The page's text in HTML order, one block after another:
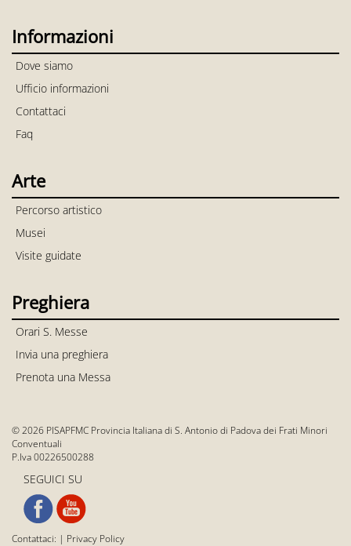
Informazioni
Dove siamo
Ufficio informazioni
Contattaci
Faq
Arte
Percorso artistico
Musei
Visite guidate
Preghiera
Orari S. Messe
Invia una preghiera
Prenota una Messa
© 2026 PISAPFMC Provincia Italiana di S. Antonio di Padova dei Frati Minori
Conventuali
P.Iva 00226500288
SEGUICI SU
Contattaci: | Privacy Policy